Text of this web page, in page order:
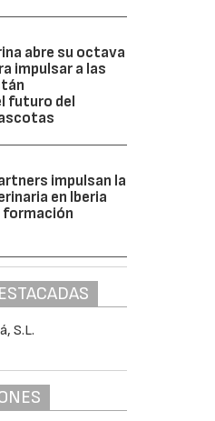
abre su octava
impulsar a las
futuro del
impulsan la
en Iberia